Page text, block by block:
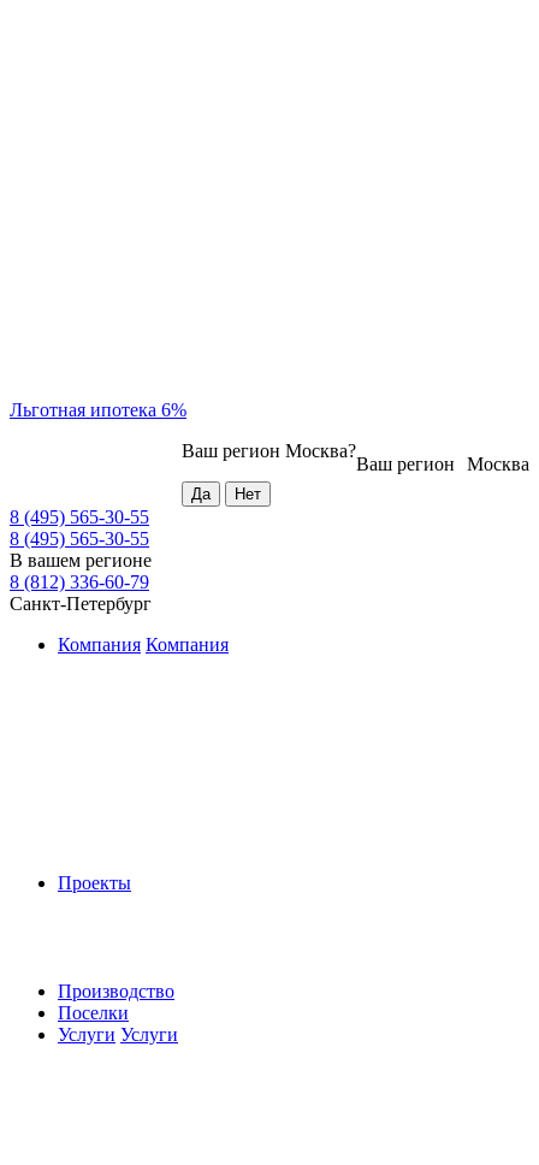
Льготная ипотека 6%
Москва
Ваш регион
Ваш регион Москва?
8 (495) 565-30-55
8 (495) 565-30-55
В вашем регионе
8 (812) 336-60-79
Санкт-Петербург
Компания Компания
Проекты
Производство
Поселки
Услуги Услуги